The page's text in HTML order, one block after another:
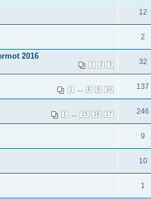
12
2
2016
1 2 3 32
1 8 9 10 137
1 15 16 17 246
9
10
1